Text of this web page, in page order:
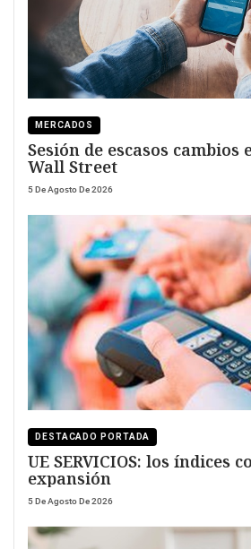
MERCADOS
Sesión de escasos cambios
Wall Street
5 De Agosto De 2026
DESTACADO PORTADA
UE SERVICIOS: los índices
expansión
5 De Agosto De 2026